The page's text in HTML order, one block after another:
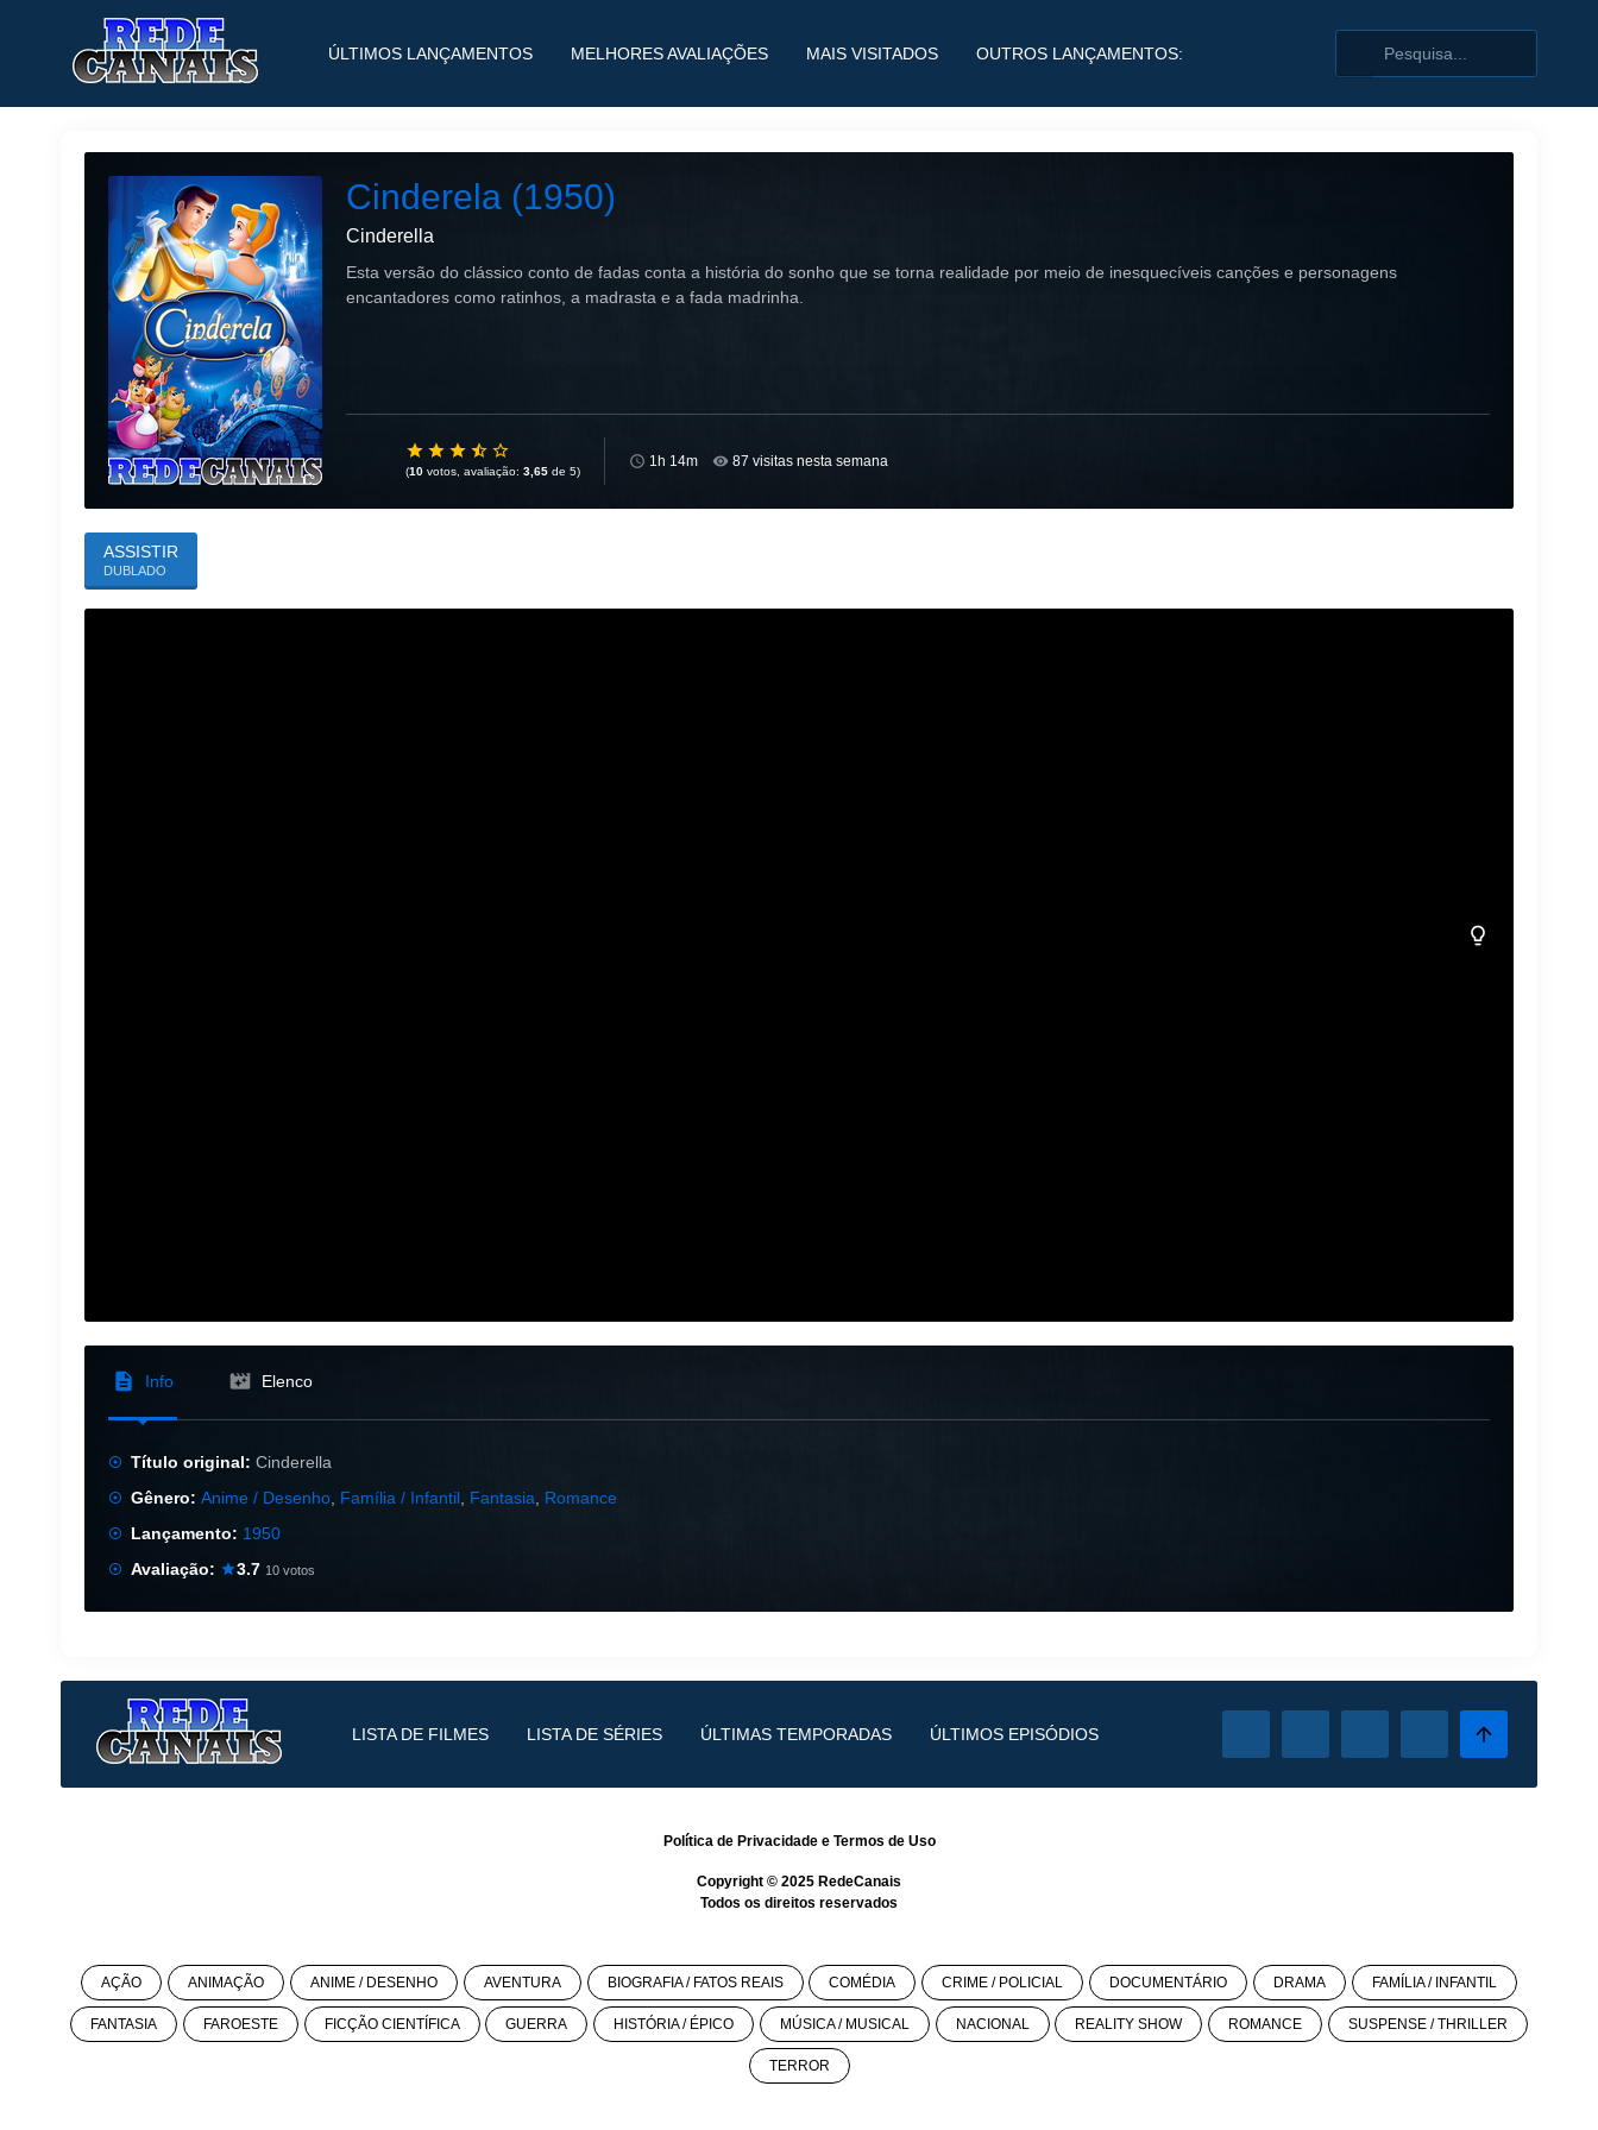
ÚLTIMOS LANÇAMENTOS MELHORES AVALIAÇÕES MAIS VISITADOS OUTROS LANÇAMENTOS:
Cinderela (1950)
Cinderella
Esta versão do clássico conto de fadas conta a história do sonho que se torna realidade por meio de inesquecíveis canções e personagens
encantadores como ratinhos, a madrasta e a fada madrinha.
(10 votos, avaliação: 3,65 de 5)
1h 14m 87 visitas nesta semana
ASSISTIR
DUBLADO
Info Elenco
Título original:Cinderella
Gênero:Anime / Desenho Família / Infantil Fantasia
Romance
Lançamento: 1950
Avaliação:
3.7 10 votos
LISTA DE FILMES LISTA DE SÉRIES ÚLTIMAS TEMPORADAS ÚLTIMOS EPISÓDIOS
Política de Privacidadee Termos de Uso
Copyright © 2025 RedeCanais
Todos os direitos reservados
AÇÃO ANIMAÇÃO ANIME / DESENHO AVENTURA BIOGRAFIA / FATOS REAIS COMÉDIA CRIME / POLICIAL DOCUMENTÁRIO DRAMA FAMÍLIA / INFANTIL
FANTASIA FAROESTE FICÇÃO CIENTÍFICA GUERRA HISTÓRIA / ÉPICO MÚSICA / MUSICAL NACIONAL REALITY SHOW ROMANCE SUSPENSE / THRILLER
TERROR